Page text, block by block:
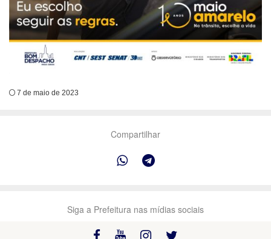
7 de maio de 2023
Compartilhar
Siga a Prefeitura nas mídias sociais